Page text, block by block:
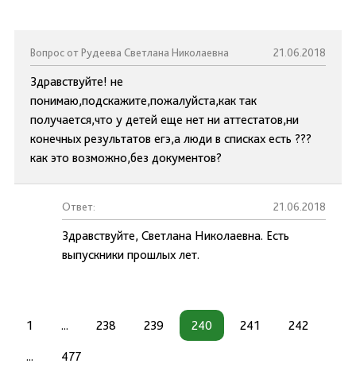
Вопрос от Рудеева Светлана Николаевна 21.06.2018
Здравствуйте! не
понимаю,подскажите,пожалуйста,как так
получается,что у детей еще нет ни аттестатов,ни
конечных результатов егэ,а люди в списках есть ???
как это возможно,без документов?
Ответ: 21.06.2018
Здравствуйте, Светлана Николаевна. Есть
выпускники прошлых лет.
1 ... 238 239 240 241 242
... 477